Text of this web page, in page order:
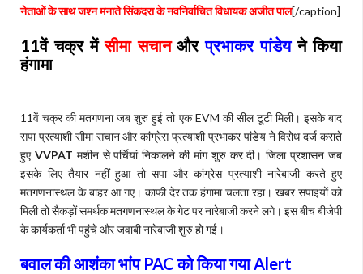
नेताओं के साथ जश्न मनाते सिंकदरा के नवनिर्वाचित विधायक अजीत पाल[/caption]
11वें चक्र मेंसीमा सचानऔरप्रभाकर पांडेयने किया
हंगामा
11वें चक्र की मतगणना जब शुरु हुई तो एक EVM की सील टूटी मिली। इसके बाद
सपा प्रत्याशी सीमा सचान और कांग्रेस प्रत्याशी प्रभाकर पांडेय ने विरोध दर्ज कराते
हुए VVPAT मशीन से पर्चियां निकालने की मांग शुरु कर दी। जिला प्रशासन जब
इसके लिए तैयार नहीं हुआ तो सपा और कांग्रेस प्रत्याशी नारेबाजी करते हुए
मतगणनास्थल के बाहर आ गए। काफी देर तक हंगामा चलता रहा। खबर सपाइयों को
मिली तो सैकड़ों समर्थक मतगणनास्थल के गेट पर नारेबाजी करने लगे। इस बीच बीजेपी
के कार्यकर्ता भी पहुंचे और जवाबी नारेबाजी शुरु हो गई।
बवाल की आशंका भांप PAC को किया गया Alert